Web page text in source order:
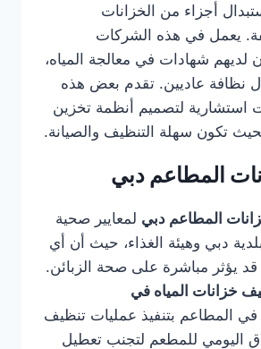
أجزاء من الخزانات
يعمل في هذه الشركات
لديهم شهادات في معالجة المياه،
نظافة عاديين. تقدم بعض هذه
استشارية لتصميم أنظمة تخزين
تكون سهلة التنظيف والصيانة.
المطاعم دبي
المطاعم دبي لمعايير صحية
دبي وهيئة الغذاء، حيث أن أي
يؤثر مباشرة على صحة الزبائن.
خزانات المياه في
المطاعم بتنفيذ عمليات تنظيف
اليومي للمطعم لتجنب تعطيل